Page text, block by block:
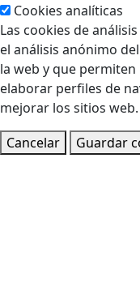
Cookies analíticas
Las cookies de
el análisis anónimo
la web y que
elaborar perfiles de
mejorar los sitios web.
Cancelar
Guardar